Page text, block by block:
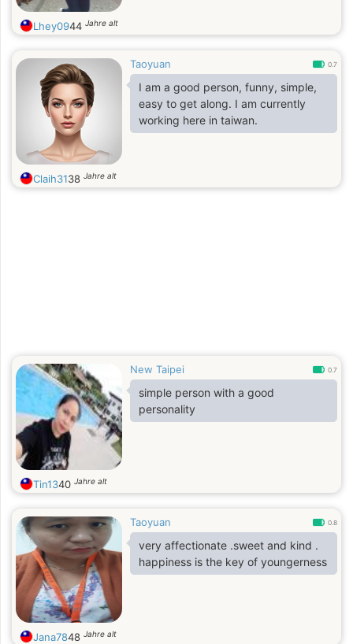
Lhey0944 Jahre alt
Taoyuan 0.7
I am a good person, funny, simple,
easy to get along. I am currently
working here in taiwan.
Claih3138 Jahre alt
New Taipei 0.7
simple person with a good
personality
Tin1340 Jahre alt
Taoyuan 0.8
very affectionate .sweet and kind .
happiness is the key of youngerness
Jana7848 Jahre alt